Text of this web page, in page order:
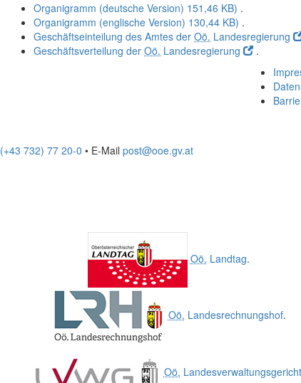
Organigramm (deutsche Version) 151,46 KB) .
Organigramm (englische Version) 130,44 KB) .
Geschäftseinteilung des Amtes der Oö. Landesregierung
Geschäftsverteilung der Oö. Landesregierung
.
(+43 732) 77 20-0 • E-Mail post@ooe.gv.at
Oö. Landtag.
Oö. Landesrechnungshof.
Oö. Landesverwaltungsgericht